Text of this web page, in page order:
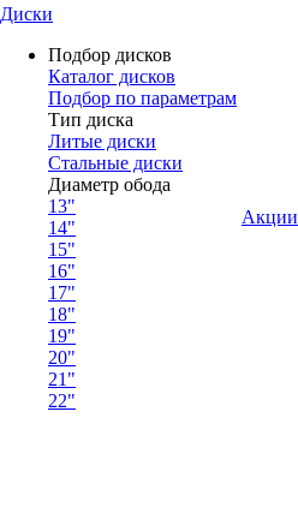
Диски
Подбор дисков
Каталог дисков
Подбор по параметрам
Тип диска
Литые диски
Стальные диски
Диаметр обода
13"
14"
15"
16"
17"
18"
19"
20"
21"
22"
Акции